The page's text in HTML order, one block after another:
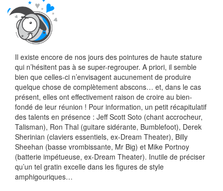
Il existe encore de nos jours des pointures de haute stature
qui n’hésitent pas à se super-regrouper. A priori, il semble
bien que celles-ci n’envisagent aucunement de produire
quelque chose de complètement abscons… et, dans le cas
présent, elles ont effectivement raison de croire au bien-
fondé de leur réunion ! Pour information, un petit récapitulatif
des talents en présence : Jeff Scott Soto (chant accrocheur,
Talisman), Ron Thal (guitare sidérante, Bumblefoot), Derek
Sherinian (claviers essentiels, ex-Dream Theater), Billy
Sheehan (basse vrombissante, Mr Big) et Mike Portnoy
(batterie impétueuse, ex-Dream Theater). Inutile de préciser
qu’un tel gratin excelle dans les figures de style
amphigouriques…